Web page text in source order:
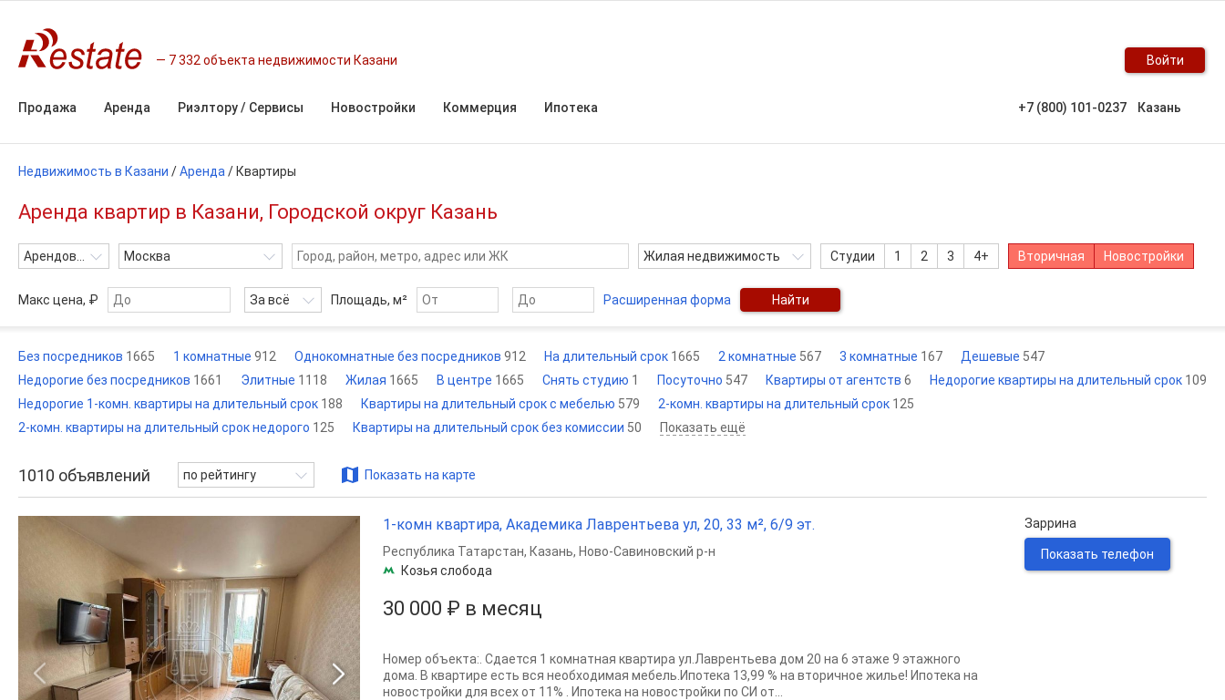
7 332 объекта недвижимости Казани Войти
Продажа Аренда Риэлтору / Сервисы Новостройки Коммерция Ипотека +7 (800) 101-0237 Казань
Недвижимость в Казани /Аренда / Квартиры
Аренда квартир в Казани, Городской округ Казань
Арендовать Москва Жилая недвижимость Студии 1 2 3 4+ Вторичная Новостройки
Макс цена, ₽ За всё Площадь, м² Расширенная форма Найти
Без посредников 1665 1 комнатные 912 Однокомнатные без посредников 912 На длительный срок 1665 2 комнатные 567 3 комнатные 167 Дешевые 547
Недорогие без посредников 1661 Элитные 1118 Жилая 1665 В центре 1665 Снять студию 1 Посуточно 547 Квартиры от агентств 6 Недорогие квартиры на длительный срок 109
Недорогие 1-комн. квартиры на длительный срок 188 Квартиры на длительный срок с мебелью 579 2-комн. квартиры на длительный срок 125
2-комн. квартиры на длительный срок недорого 125 Квартиры на длительный срок без комиссии 50 Показать ещё
1010 объявлений по рейтингу Показать на карте
1-комн квартира, Академика Лаврентьева ул, 20, 33 м², 6/9 эт.
30 000 ₽ в месяц
Республика Татарстан, Казань, Ново-Савиновский р-н
Козья слобода
Номер объекта:. Сдается 1 комнатная квартира ул.Лаврентьева дом 20 на 6 этаже 9 этажного
дома. В квартире есть вся необходимая мебель.Ипотека 13,99 % на вторичное жилье! Ипотека на
новостройки для всех от 11% . Ипотека на новостройки по СИ от...
Заррина
Показать телефон